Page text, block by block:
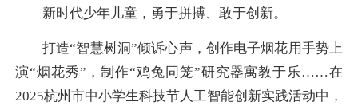
新时代少年儿童，勇于拼搏、敢于创新。
打造“智慧树洞”倾诉心声，创作电子烟花用手势上
演“烟花秀”，制作“鸡兔同笼”研究器寓教于乐……在
2025杭州市中小学生科技节人工智能创新实践活动中，